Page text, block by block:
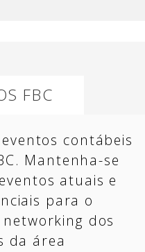
FBC
contábeis
Mantenha-se
atuais e
para o
dos
da área